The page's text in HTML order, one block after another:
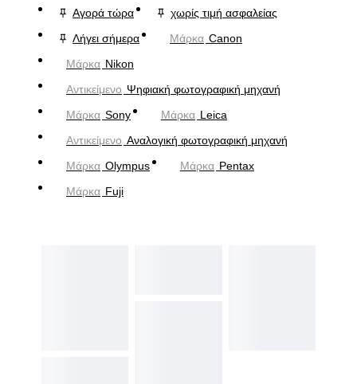
Αγορά τώρα
χωρίς τιμή ασφαλείας
Λήγει σήμερα
Μάρκα Canon
Μάρκα Nikon
Αντικείμενο Ψηφιακή φωτογραφική μηχανή
Μάρκα Sony Μάρκα Leica
Αντικείμενο Αναλογική φωτογραφική μηχανή
Μάρκα Olympus Μάρκα Pentax
Μάρκα Fuji